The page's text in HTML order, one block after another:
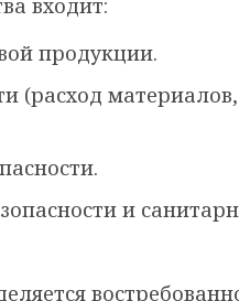
входит:
продукции.
(расход
и